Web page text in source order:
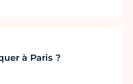
à Paris ?